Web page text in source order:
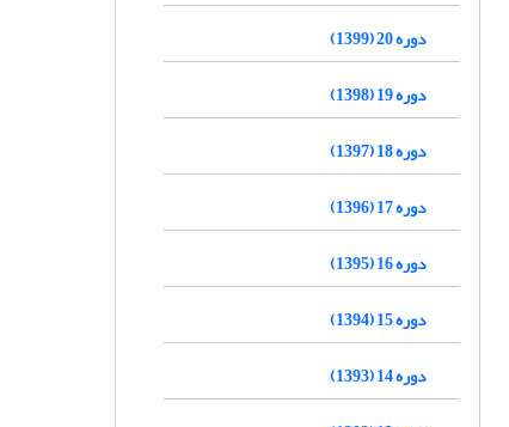
دوره 20 (1399)
دوره 19 (1398)
دوره 18 (1397)
دوره 17 (1396)
دوره 16 (1395)
دوره 15 (1394)
دوره 14 (1393)